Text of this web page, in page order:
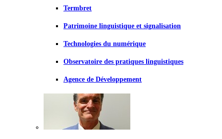
Termbret
Patrimoine linguistique et signalisation
Technologies du numérique
Observatoire des pratiques linguistiques
Agence de Développement